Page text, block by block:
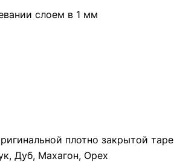
слоем в 1 мм
плотно закрытой таре
Дуб, Махагон, Орех